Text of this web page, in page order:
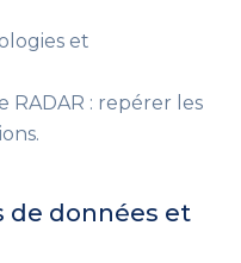
et
RADAR : repérer les
de données et